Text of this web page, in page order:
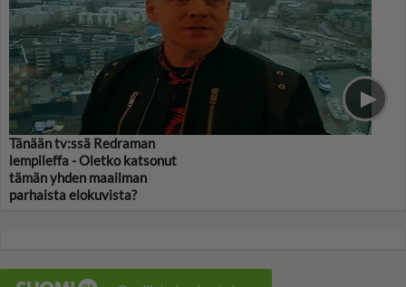
Tänään tv:ssä Redraman
lempileffa - Oletko katsonut
tämän yhden maailman
parhaista elokuvista?